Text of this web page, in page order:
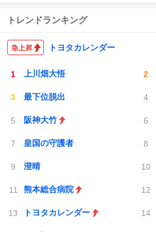
トレンドランキング
トヨタカレンダー
上川畑大悟
最下位脱出
阪神大竹
皇国の守護者
澄晴
熊本総合病院
トヨタカレンダー